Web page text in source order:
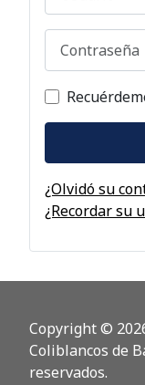
Contraseña
¿Olvidó su
¿Recordar su
Copyright ©
Coliblancos de
reservados.